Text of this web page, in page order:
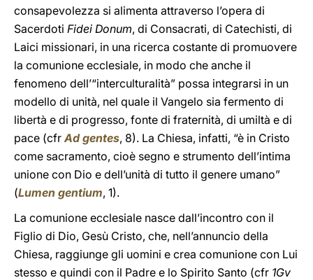
consapevolezza si alimenta attraverso l’opera di
Sacerdoti Fidei Donum, di Consacrati, di Catechisti, di
Laici missionari, in una ricerca costante di promuovere
la comunione ecclesiale, in modo che anche il
fenomeno dell’“interculturalità” possa integrarsi in un
modello di unità, nel quale il Vangelo sia fermento di
libertà e di progresso, fonte di fraternità, di umiltà e di
pace (cfrAd gentes, 8). La Chiesa, infatti, “è in Cristo
come sacramento, cioè segno e strumento dell’intima
unione con Dio e dell’unità di tutto il genere umano”
(Lumen gentium, 1).
La comunione ecclesiale nasce dall’incontro con il
Figlio di Dio, Gesù Cristo, che, nell’annuncio della
Chiesa, raggiunge gli uomini e crea comunione con Lui
stesso e quindi con il Padre e lo Spirito Santo (cfr 1Gv